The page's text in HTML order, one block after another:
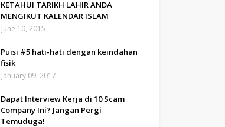
KETAHUI TARIKH LAHIR ANDA
MENGIKUT KALENDAR ISLAM
June 10, 2015
Puisi #5 hati-hati dengan keindahan
fisik
January 09, 2017
Dapat Interview Kerja di 10 Scam
Company Ini? Jangan Pergi
Temuduga!